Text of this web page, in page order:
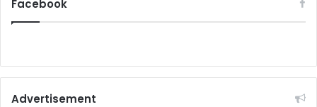
Facebook
Advertisement